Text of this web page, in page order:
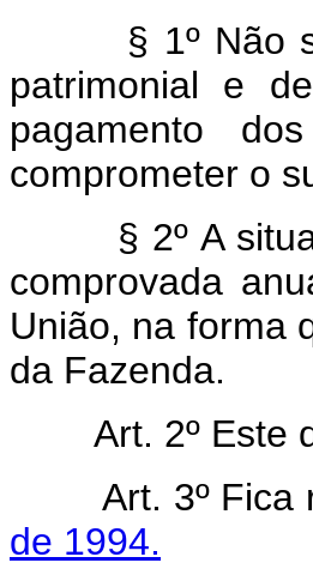
§ 1º Não
patrimonial e
pagamento
comprometer o
§ 2º A
comprovada
União, na forma
da Fazenda.
Art. 2º Este
Art. 3º Fica
de 1994.